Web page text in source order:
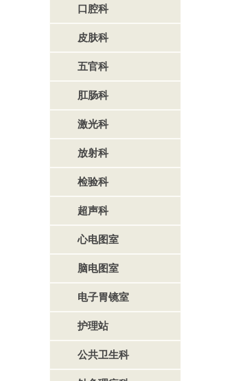
口腔科
皮肤科
五官科
肛肠科
激光科
放射科
检验科
超声科
心电图室
脑电图室
电子胃镜室
护理站
公共卫生科